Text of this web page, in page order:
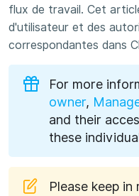
flux de travail. Cet
d'utilisateur et des
correspondantes dans
For more
owner,
and their
these
Please keep in